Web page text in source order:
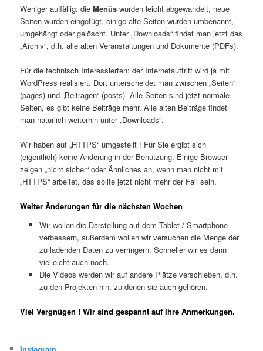
Weniger auffällig: dieMenüs wurden leicht abgewandelt, neue
Seiten wurden eingefügt, einige alte Seiten wurden umbenannt,
umgehängt oder gelöscht. Unter „Downloads“ findet man jetzt das
„Archiv“, d.h. alle alten Veranstaltungen und Dokumente (PDFs).
Für die technisch Interessierten: der Internetauftritt wird ja mit
WordPress realisiert. Dort unterscheidet man zwischen „Seiten“
(pages) und „Beiträgen“ (posts). Alle Seiten sind jetzt normale
Seiten, es gibt keine Beiträge mehr. Alle alten Beiträge findet
man natürlich weiterhin unter „Downloads“.
Wir haben auf „HTTPS“ umgestellt ! Für Sie ergibt sich
(eigentlich) keine Änderung in der Benutzung. Einige Browser
zeigen „nicht sicher“ oder Ähnliches an, wenn man nicht mit
„HTTPS“ arbeitet, das sollte jetzt nicht mehr der Fall sein.
Weiter Änderungen für die nächsten Wochen
Wir wollen die Darstellung auf dem Tablet / Smartphone
verbessern, außerdem wollen wir versuchen die Menge der
zu ladenden Daten zu verringern. Schneller wir es dann
vielleicht auch noch.
Die Videos werden wir auf andere Plätze verschieben, d.h.
zu den Projekten hin, zu denen sie auch gehören.
Viel Vergnügen ! Wir sind gespannt auf Ihre Anmerkungen.